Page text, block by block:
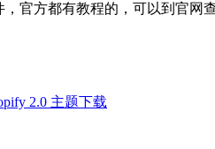
官方都有教程的，可以到官网